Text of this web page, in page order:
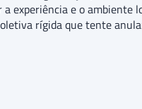
experiência e o ambiente
rígida que tente